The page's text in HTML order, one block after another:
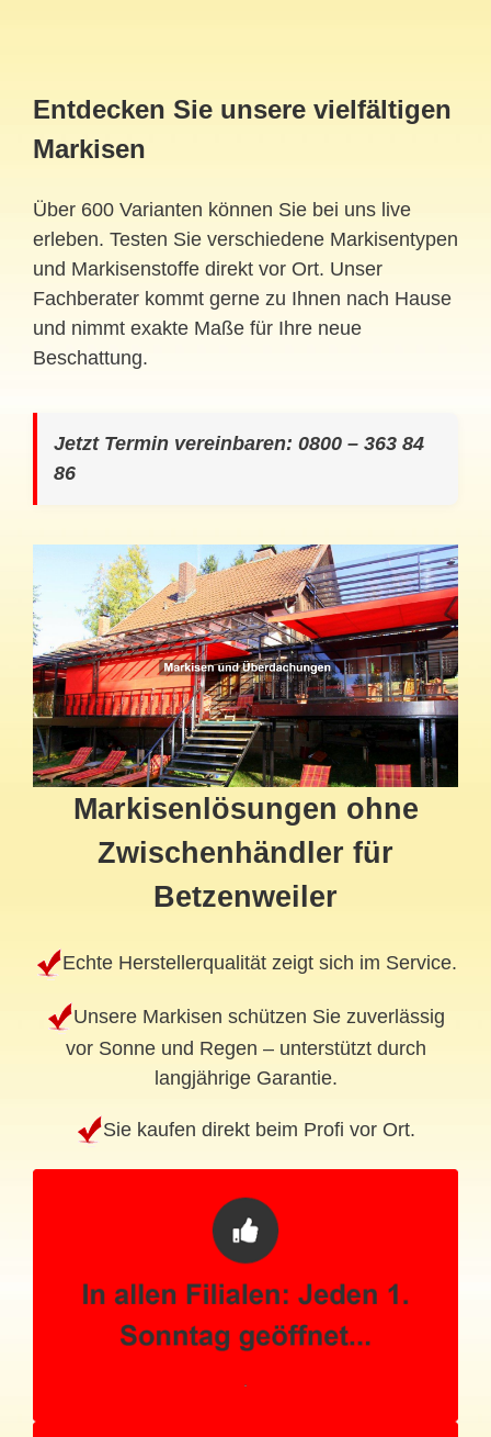
Entdecken Sie unsere vielfältigen
Markisen
Über 600 Varianten können Sie bei uns live
erleben. Testen Sie verschiedene Markisentypen
und Markisenstoffe direkt vor Ort. Unser
Fachberater kommt gerne zu Ihnen nach Hause
und nimmt exakte Maße für Ihre neue
Beschattung.
Jetzt Termin vereinbaren: 0800 – 363 84
86
Markisenlösungen ohne
Zwischenhändler für
Betzenweiler
Echte Herstellerqualität zeigt sich im Service.
Unsere Markisen schützen Sie zuverlässig
vor Sonne und Regen – unterstützt durch
langjährige Garantie.
Sie kaufen direkt beim Profi vor Ort.